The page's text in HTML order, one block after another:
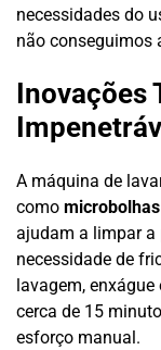
necessidades do
não conseguimos
Inovações
A máquina de
como
ajudam a limpar a
necessidade de
lavagem,
cerca de 15
esforço manual.